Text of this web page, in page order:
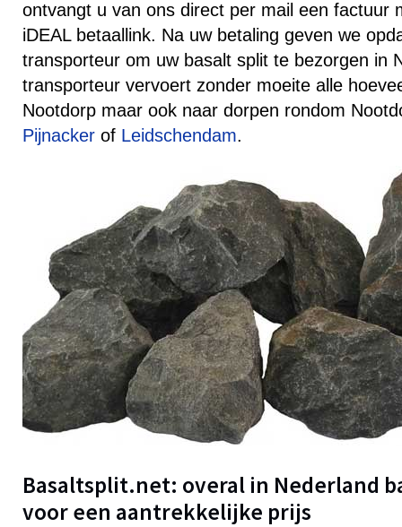
ontvangt u van ons direct per mail een factuur
iDEAL betaallink. Na uw betaling geven we
transporteur om uw basalt split te bezorgen in
transporteur vervoert zonder moeite alle
Nootdorp maar ook naar dorpen rondom
Pijnacker of Leidschendam.
Basaltsplit.net: overal in Nederland
voor een aantrekkelijke prijs